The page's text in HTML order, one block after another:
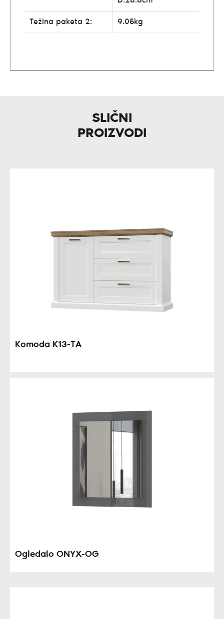
Težina paketa 2: 9.05kg
SLIČNI
PROIZVODI
Komoda K13-TA
Ogledalo ONYX-OG